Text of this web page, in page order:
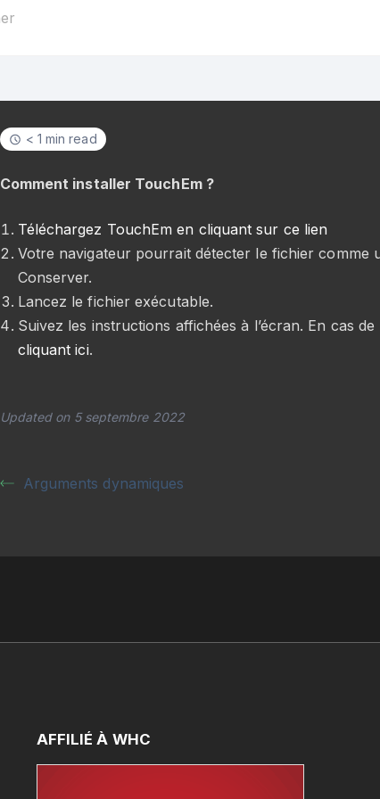
< 1 min read
Comment installer TouchEm ?
Téléchargez TouchEm en cliquant sur ce lien
Votre navigateur pourrait détecter le fichier
Conserver.
Lancez le fichier exécutable.
Suivez les instructions affichées à l’écran. En cas
cliquant ici.
Updated on 5 septembre 2022
Arguments dynamiques
AFFILIÉ À WHC